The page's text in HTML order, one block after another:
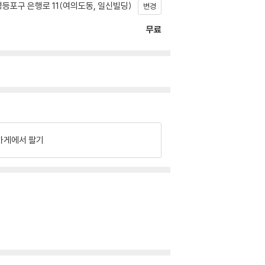
포구 은행로 11(여의도동, 일신빌딩) 변경
무료
게에서 팔기